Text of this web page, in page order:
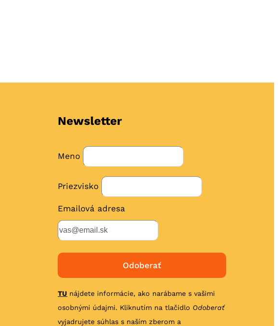
Newsletter
Meno
Priezvisko
Emailová adresa
TU nájdete informácie, ako narábame s vašimi
osobnými údajmi. Kliknutím na tlačidlo Odoberať
vyjadrujete súhlas s naším zberom a